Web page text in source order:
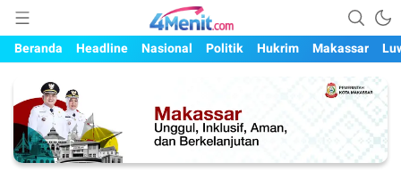
4menit.com
Mengungkap Kisah, Setiap Hari
Beranda
Headline Nasional Politik Hukrim Makassar